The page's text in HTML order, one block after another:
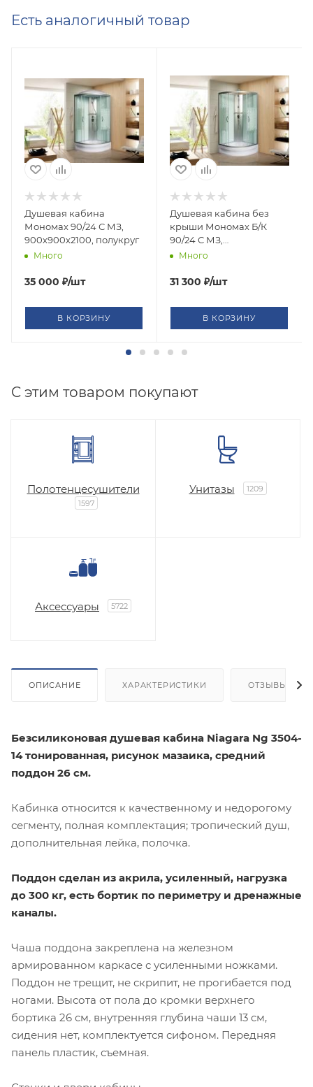
Есть аналогичный товар
Душевая кабина
Мономах 90/24 С МЗ,
900х900х2100, полукруг
Много
35 000 ₽/шт
В КОРЗИНУ
Душевая кабина без
крыши Мономах Б/К
90/24 С МЗ,
900х900х2060, полукруг
Много
31 300 ₽/шт
В КОРЗИНУ
C этим товаром покупают
Полотенцесушители
1597
Унитазы 1209
Аксессуары 5722
ОПИСАНИЕ ХАРАКТЕРИСТИКИ ОТЗЫВЫ
Безсиликоновая душевая кабина Niagara Ng 3504-
14тонированная, рисунок мазаика, средний
поддон 26 см.
Кабинка относится к качественному и недорогому
сегменту, полная комплектация; тропический душ,
дополнительная лейка, полочка.
Поддон сделан из акрила, усиленный, нагрузка
до 300 кг, есть бортик по периметру и дренажные
каналы.
Чаша поддона закреплена на железном
армированном каркасе с усиленными ножками.
Поддон не трещит, не скрипит, не прогибается под
ногами. Высота от пола до кромки верхнего
бортика 26 см, внутренняя глубина чаши 13 см,
сидения нет, комплектуется сифоном. Передняя
панель пластик, съемная.